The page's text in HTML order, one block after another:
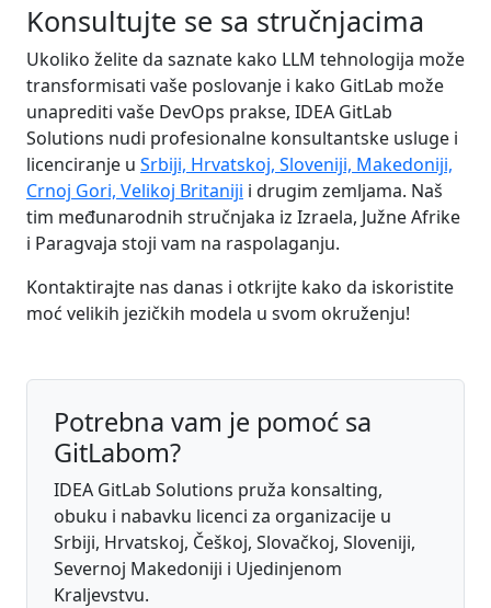
Konsultujte se sa stručnjacima
Ukoliko želite da saznate kako LLM tehnologija može
transformisati vaše poslovanje i kako GitLab može
unaprediti vaše DevOps prakse, IDEA GitLab
Solutions nudi profesionalne konsultantske usluge i
licenciranje u Srbiji, Hrvatskoj, Sloveniji, Makedoniji,
Crnoj Gori, Velikoj Britaniji i drugim zemljama. Naš
tim međunarodnih stručnjaka iz Izraela, Južne Afrike
i Paragvaja stoji vam na raspolaganju.
Kontaktirajte nas danas i otkrijte kako da iskoristite
moć velikih jezičkih modela u svom okruženju!
Potrebna vam je pomoć sa
GitLabom?
IDEA GitLab Solutions pruža konsalting,
obuku i nabavku licenci za organizacije u
Srbiji, Hrvatskoj, Češkoj, Slovačkoj, Sloveniji,
Severnoj Makedoniji i Ujedinjenom
Kraljevstvu.